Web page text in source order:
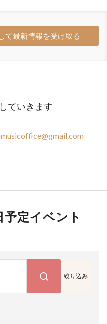
て最新情報を受け取る
ていきます
定イベント
絞り込み